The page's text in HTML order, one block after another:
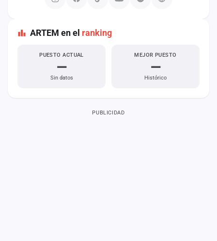
ARTEM en el ranking
PUESTO ACTUAL
—
Sin datos
MEJOR PUESTO
—
Histórico
PUBLICIDAD